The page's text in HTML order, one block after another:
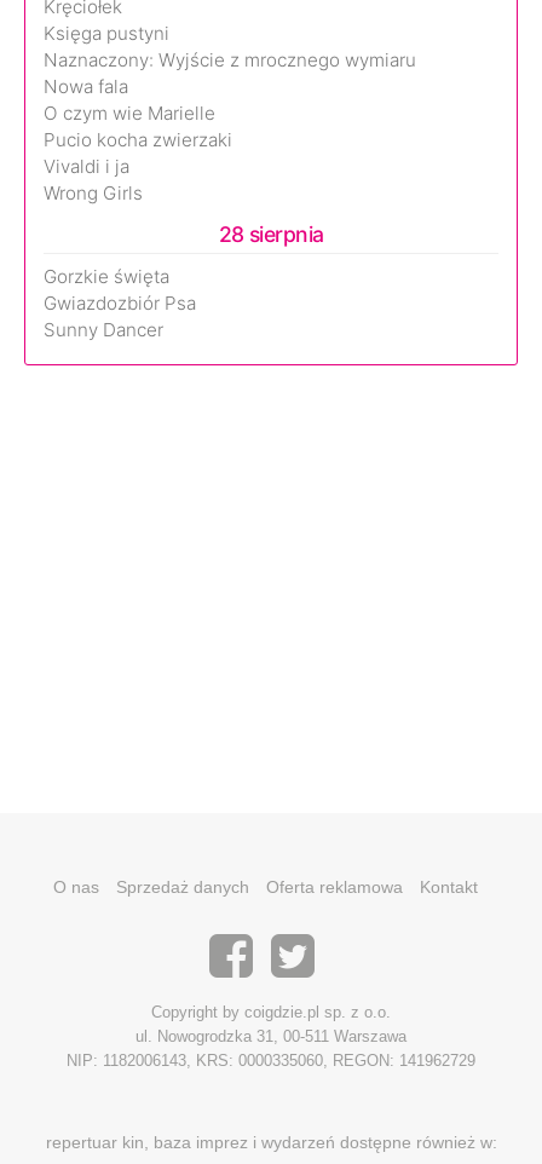
Kręciołek
Księga pustyni
Naznaczony: Wyjście z mrocznego wymiaru
Nowa fala
O czym wie Marielle
Pucio kocha zwierzaki
Vivaldi i ja
Wrong Girls
28 sierpnia
Gorzkie święta
Gwiazdozbiór Psa
Sunny Dancer
O nas Sprzedaż danych Oferta reklamowa Kontakt
Copyright by coigdzie.pl sp. z o.o.
ul. Nowogrodzka 31, 00-511 Warszawa
NIP: 1182006143, KRS: 0000335060, REGON: 141962729
repertuar kin, baza imprez i wydarzeń dostępne również w: